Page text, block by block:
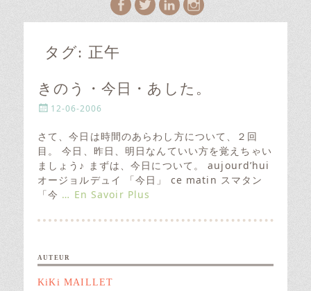
Facebook
TwitterLinkedIn
Instagram
タグ: 正午
きのう・今日・あした。
P
s
t
e
d
o
12-06-2006
さて、今日は時間のあらわし方について、２回
目。 今日、昨日、明日なんていい方を覚えちゃい
ましょう♪ まずは、今日について。 aujourd’hui
オージョルデュイ 「今日」 ce matin スマタン
「今 … En Savoir Plus
AUTEUR
KiKi MAILLET